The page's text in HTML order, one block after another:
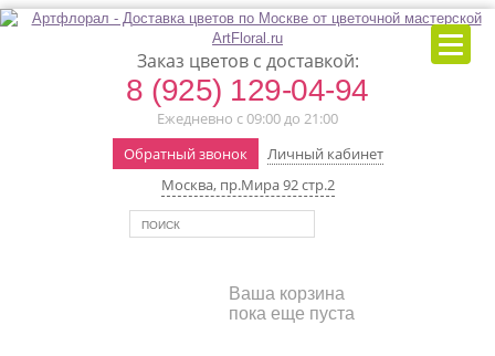
Заказ цветов с доставкой:
8 (925) 129-04-94
Ежедневно с 09:00 до 21:00
Обратный звонок
Личный кабинет
Москва, пр.Мира 92 стр.2
Ваша корзина
пока еще пуста